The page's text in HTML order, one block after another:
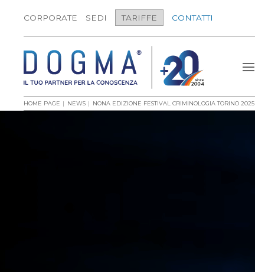
CORPORATE SEDI TARIFFE CONTATTI
HOME PAGE NEWS NONA EDIZIONE FESTIVAL CRIMINOLOGIA TORINO 2025